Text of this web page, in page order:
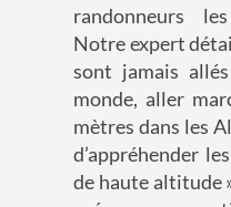
randonneurs
Notre expert
sont jamais
monde, aller
mètres dans les
d’appréhender
de haute altitude